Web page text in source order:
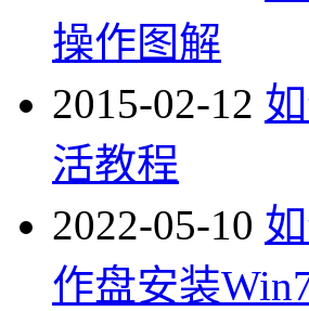
操作图解
2015-02-12
活教程
2022-05-10
作盘安装